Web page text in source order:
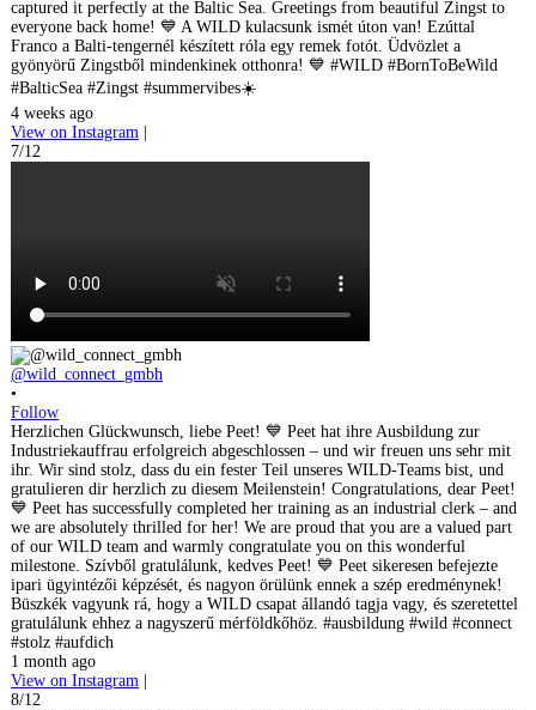
captured it perfectly at the Baltic Sea. Greetings from beautiful Zingst to
everyone back home! 💙 A WILD kulacsunk ismét úton van! Ezúttal
Franco a Balti-tengernél készített róla egy remek fotót. Üdvözlet a
gyönyörű Zingstből mindenkinek otthonra! 💙 #WILD #BornToBeWild
#BalticSea #Zingst #summervibes☀️
4 weeks ago
View on Instagram |
7/12
@wild_connect_gmbh
•
Follow
Herzlichen Glückwunsch, liebe Peet! 💙 Peet hat ihre Ausbildung zur
Industriekauffrau erfolgreich abgeschlossen – und wir freuen uns sehr mit
ihr. Wir sind stolz, dass du ein fester Teil unseres WILD-Teams bist, und
gratulieren dir herzlich zu diesem Meilenstein! Congratulations, dear Peet!
💙 Peet has successfully completed her training as an industrial clerk – and
we are absolutely thrilled for her! We are proud that you are a valued part
of our WILD team and warmly congratulate you on this wonderful
milestone. Szívből gratulálunk, kedves Peet! 💙 Peet sikeresen befejezte
ipari ügyintézői képzését, és nagyon örülünk ennek a szép eredménynek!
Büszkék vagyunk rá, hogy a WILD csapat állandó tagja vagy, és szeretettel
gratulálunk ehhez a nagyszerű mérföldkőhöz. #ausbildung #wild #connect
#stolz #aufdich
1 month ago
View on Instagram |
8/12